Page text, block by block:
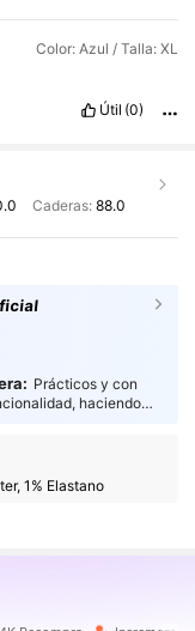
Color: Azul / Talla: XL
Útil (0)
Caderas: 88.0
Prácticos y con
haciendo
1% Elastano